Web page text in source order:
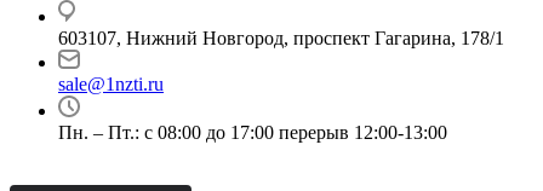
603107, Нижний Новгород, проспект Гагарина, 178/1
sale@1nzti.ru
Пн. – Пт.: с 08:00 до 17:00 перерыв 12:00-13:00